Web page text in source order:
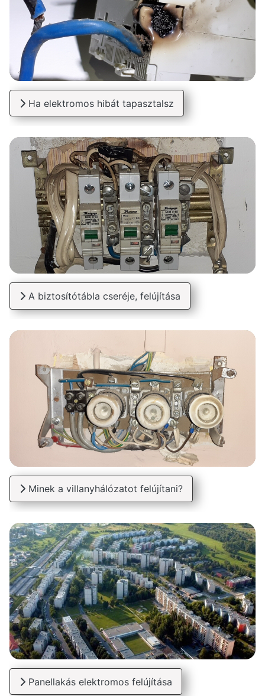
Ha elektromos hibát tapasztalsz
A biztosítótábla cseréje, felújítása
Minek a villanyhálózatot felújítani?
Panellakás elektromos felújítása